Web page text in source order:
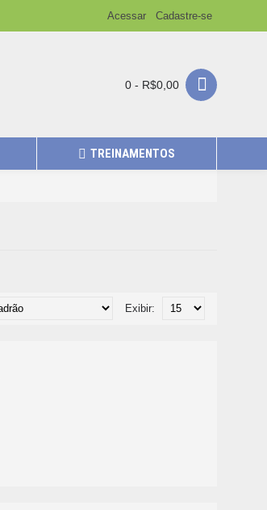
Acessar Cadastre-se
0 - R$0,00
TREINAMENTOS
Exibir: